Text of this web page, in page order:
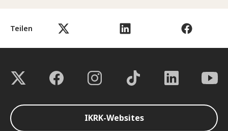
Teilen
IKRK-Websites